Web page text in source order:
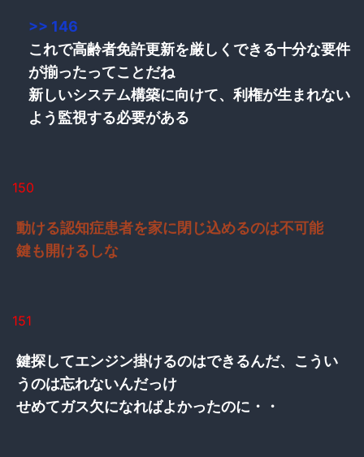
>> 146
これで高齢者免許更新を厳しくできる十分な要件
が揃ったってことだね
新しいシステム構築に向けて、利権が生まれない
よう監視する必要がある
150
動ける認知症患者を家に閉じ込めるのは不可能
鍵も開けるしな
151
鍵探してエンジン掛けるのはできるんだ、こうい
うのは忘れないんだっけ
せめてガス欠になればよかったのに・・